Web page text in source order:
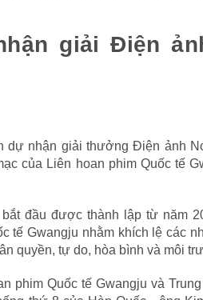
giải Điện
dự nhận giải thưởng Điện ảnh
của Liên hoan phim Quốc tế
đầu được thành lập từ năm
Gwangju nhằm khích lệ các
quyền, tự do, hòa bình và môi
Quốc tế Gwangju và